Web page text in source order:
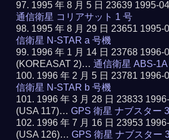
1995 年 8 月 5 日 23639 1995-
通信衛星 コリアサット 1 号
1995 年 8 月 29 日 23651
信衛星 N-STAR a 号機
1996 年 1 月 14 日 23768 1996-
(KOREASAT 2)…通信衛星 ABS-
1996 年 2 月 5 日 23781
信衛星 N-STAR b 号機
1996 年 3 月 28 日 23833
(USA 117)…GPS 衛星 ナブスター
1996 年 7 月 16 日 23953
(USA 126)…GPS 衛星 ナブスター